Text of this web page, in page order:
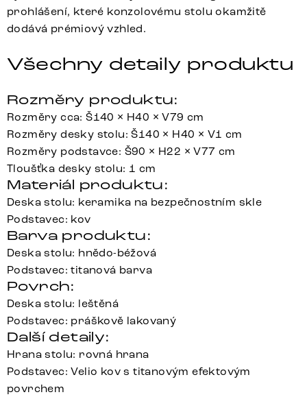
prohlášení, které konzolovému stolu okamžitě
dodává prémiový vzhled.
Všechny detaily produktu
Rozměry produktu:
Rozměry cca: Š140 × H40 × V79 cm
Rozměry desky stolu: Š140 × H40 × V1 cm
Rozměry podstavce: Š90 × H22 × V77 cm
Tloušťka desky stolu: 1 cm
Materiál produktu:
Deska stolu: keramika na bezpečnostním skle
Podstavec: kov
Barva produktu:
Deska stolu: hnědo-béžová
Podstavec: titanová barva
Povrch:
Deska stolu: leštěná
Podstavec: práškově lakovaný
Další detaily:
Hrana stolu: rovná hrana
Podstavec: Velio kov s titanovým efektovým
povrchem